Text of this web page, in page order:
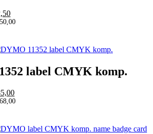
Den
aktuelle
kr. 62,50.
50,00
label CMYK komp.
Den
aktuelle
kr. 85,00.
68,00